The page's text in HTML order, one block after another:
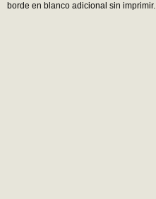
borde en blanco adicional sin imprimir.